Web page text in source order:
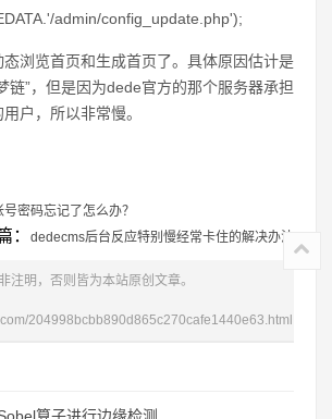
admin/config_update.php');
态浏览首页和生成首页了。具体原因估计是
链”，但是因为dede官方的那个服务器承担
户，所以非常慢。
密码忘记了怎么办？
： dedecms后台反应特别慢经常卡住的解决办法
注明，否则皆为本站原创文章。
204998bcbb890d865c270cafe1440e63.html